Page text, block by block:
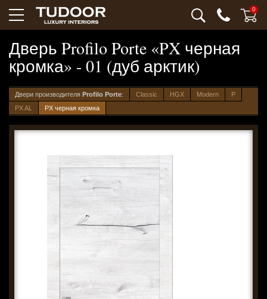
0
Дверь Profilo Porte «PX черная
кромка» - 01 (дуб арктик)
Двери производителя Profilo Porte: Classic HGX Modern
P
PX AL
PX черная кромка